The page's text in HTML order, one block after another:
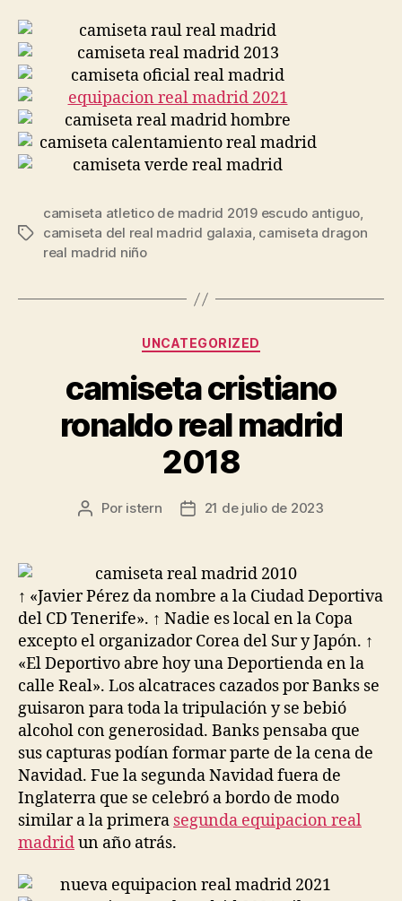
Etiquetas
camiseta atletico de madrid 2019 escudo antiguo,
camiseta del real madrid galaxia, camiseta dragon
real madrid niño
Categorías
UNCATEGORIZED
camiseta cristiano
ronaldo real madrid
2018
Autor
entrada
Por istern
Fecha
entrada
21 de julio de 2023
↑ «Javier Pérez da nombre a la Ciudad Deportiva
del CD Tenerife». ↑ Nadie es local en la Copa
excepto el organizador Corea del Sur y Japón. ↑
«El Deportivo abre hoy una Deportienda en la
calle Real». Los alcatraces cazados por Banks se
guisaron para toda la tripulación y se bebió
alcohol con generosidad. Banks pensaba que
sus capturas podían formar parte de la cena de
Navidad. Fue la segunda Navidad fuera de
Inglaterra que se celebró a bordo de modo
similar a la primera segunda equipacion real
madridun año atrás.